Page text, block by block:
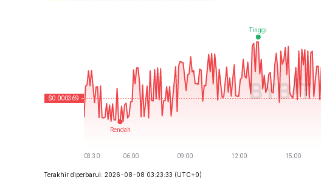
Terakhir diperbarui: 2026-08-08 03:23:33 (UTC+0)